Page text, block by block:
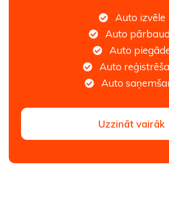
Auto izvēle
Auto
Auto
Auto
Auto
Uzzināt vairāk